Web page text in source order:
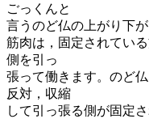
ごっくんと
言うのど仏の上がり下
筋肉は，固定されてい
側を引っ
張って働きます。のど
反対，収縮
して引っ張る側が固定